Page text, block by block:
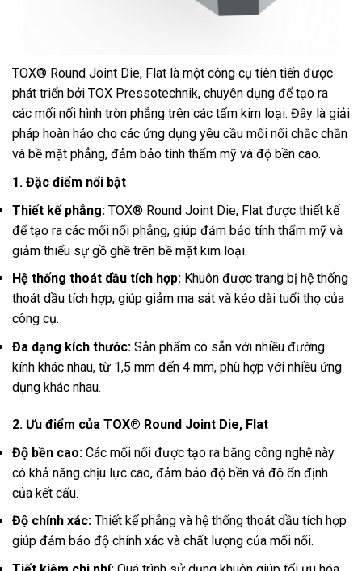
TOX® Round Joint Die, Flat là một công cụ tiên tiến được
phát triển bởi TOX Pressotechnik, chuyên dụng để tạo ra
các mối nối hình tròn phẳng trên các tấm kim loại. Đây là giải
pháp hoàn hảo cho các ứng dụng yêu cầu mối nối chắc chắn
và bề mặt phẳng, đảm bảo tính thẩm mỹ và độ bền cao.
1. Đặc điểm nổi bật
Thiết kế phẳng: TOX® Round Joint Die, Flat được thiết kế
để tạo ra các mối nối phẳng, giúp đảm bảo tính thẩm mỹ và
giảm thiểu sự gồ ghề trên bề mặt kim loại.
Hệ thống thoát dầu tích hợp: Khuôn được trang bị hệ thống
thoát dầu tích hợp, giúp giảm ma sát và kéo dài tuổi thọ của
công cụ.
Đa dạng kích thước: Sản phẩm có sẵn với nhiều đường
kính khác nhau, từ 1,5 mm đến 4 mm, phù hợp với nhiều ứng
dụng khác nhau.
2. Ưu điểm của TOX® Round Joint Die, Flat
Độ bền cao: Các mối nối được tạo ra bằng công nghệ này
có khả năng chịu lực cao, đảm bảo độ bền và độ ổn định
của kết cấu.
Độ chính xác: Thiết kế phẳng và hệ thống thoát dầu tích hợp
giúp đảm bảo độ chính xác và chất lượng của mối nối.